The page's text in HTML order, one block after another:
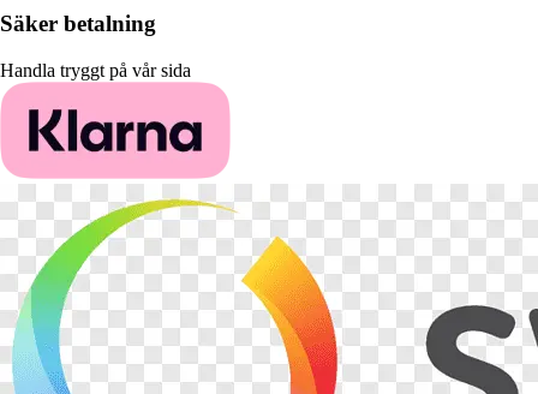
Säker betalning
Handla tryggt på vår sida